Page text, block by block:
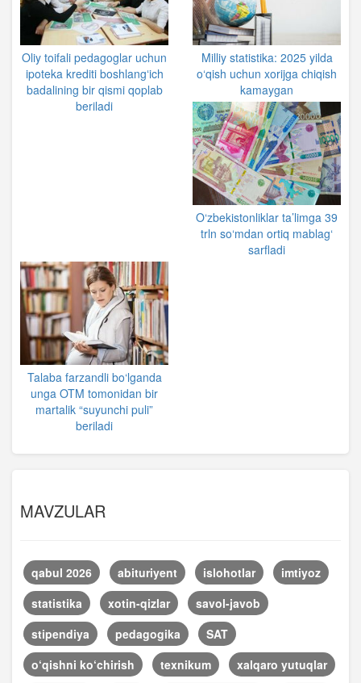
Oliy toifali pedagoglar uchun
ipoteka krediti boshlangʻich
badalining bir qismi qoplab
beriladi
Milliy statistika: 2025 yilda
o‘qish uchun xorijga chiqish
kamaygan
O‘zbekistonliklar ta’limga 39
trln so‘mdan ortiq mablag‘
sarfladi
Talaba farzandli bo‘lganda
unga OTM tomonidan bir
martalik “suyunchi puli”
beriladi
MAVZULAR
qabul 2026 abituriyent islohotlar
imtiyoz
statistika
xotin-qizlar
savol-javob
stipendiya
pedagogika
SAT
o‘qishni ko‘chirish
texnikum
xalqaro yutuqlar